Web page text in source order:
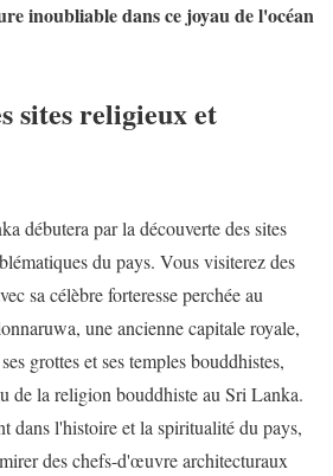
inoubliable dans ce joyau de l'océan
sites religieux et
débutera par la découverte des sites
du pays. Vous visiterez des
sa célèbre forteresse perchée au
une ancienne capitale royale,
grottes et ses temples bouddhistes,
de la religion bouddhiste au Sri Lanka.
dans l'histoire et la spiritualité du pays,
des chefs-d'œuvre architecturaux